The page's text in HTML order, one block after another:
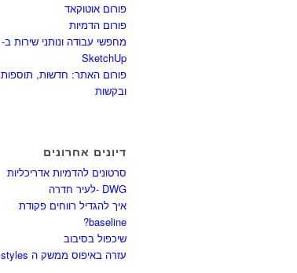
פורום אוטוקאד
פורום הדמיות
מחפשי עבודה ונותני שירות ב-
SketchUp
פורום האתר: חדשות, תוספות
ובקשות
דיונים אחרונים
סרטונים להדמיות אדריכליות
DWG -לעיר חדרה
איך להגדיל רווחים פקודת
baseline?
שיכפול בסיבוב
עזרה באיפוס ממשק ה styles